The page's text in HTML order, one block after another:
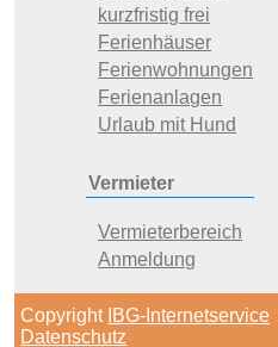
kurzfristig frei
Ferienhäuser
Ferienwohnungen
Ferienanlagen
Urlaub mit Hund
Vermieter
Vermieterbereich
Anmeldung
Copyright IBG-Internetservice
Datenschutz